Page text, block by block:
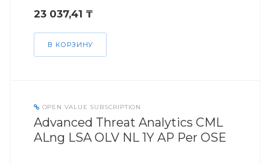
23 037,41 ₸
В КОРЗИНУ
OPEN VALUE SUBSCRIPTION
Advanced Threat Analytics CML
ALng LSA OLV NL 1Y AP Per OSE